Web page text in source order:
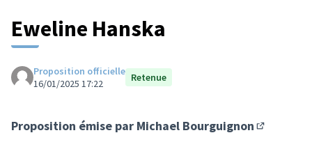
Eweline Hanska
Proposition officielle
16/01/2025 17:22
Retenue
Proposition émise par Michael Bourguignon